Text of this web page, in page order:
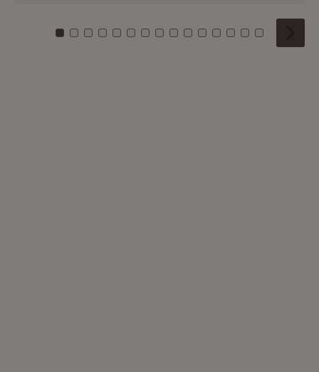
Zu Kachel: 0
Zu Kachel: 1
Zu Kachel: 2
Zu Kachel: 3
Zu Kachel: 4
Zu Kachel: 5
Zu Kachel: 6
Zu Kachel: 7
Zu Kachel: 8
Zu Kachel: 9
Zu Kachel: 10
Zu Kachel: 11
Zu Kachel: 12
Zu Kachel:
Zu